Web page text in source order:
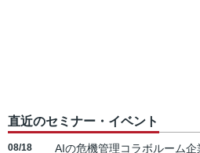
直近のセミナー・イベント
08/18
AIの危機管理コラボルーム